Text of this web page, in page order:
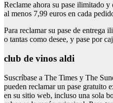
Reclame ahora su pase ilimitado
al menos 7,99 euros en cada
Para reclamar su pase de entrega
o tantas como desee, y pase por
club de vinos aldi
Suscríbase a The Times y The
pueden reclamar un pase gratuito
en su sitio web, incluso una sola